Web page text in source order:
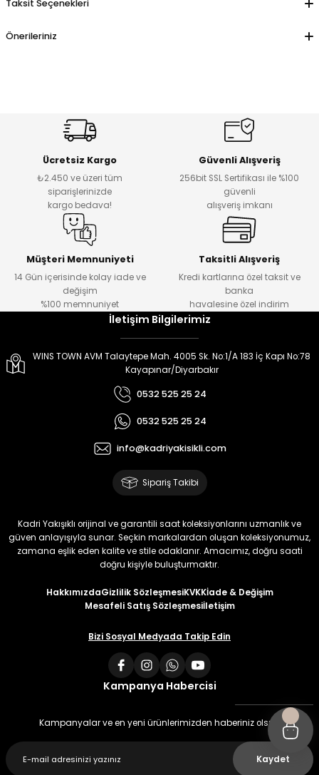
Taksit Seçenekleri
Önerileriniz
Ücretsiz Kargo
₺2.450 ve üzeri tüm
siparişlerinizde
kargo bedava!
Güvenli Alışveriş
256bit SSL Sertifikası ile %100
güvenli
alışveriş imkanı
Müşteri Memnuniyeti
14 Gün içerisinde kolay iade ve
değişim
%100 memnuniyet
Taksitli Alışveriş
Kredi kartlarına özel taksit ve
banka
havalesine özel indirim
İletişim Bilgilerimiz
WINS TOWN AVM Talaytepe Mah. 4005 Sk. No:1/A 183 İç Kapı No:78
Kayapınar/Diyarbakır
0532 525 25 24
0532 525 25 24
info@kadriyakisikli.com
Sipariş Takibi
Kadri Yakışıklı orijinal ve garantili saat koleksiyonlarını uzmanlık ve
güven anlayışıyla sunar. Seçkin markalardan oluşan koleksiyonumuz,
zamana eşlik eden kalite ve stile odaklanır. Amacımız, doğru saati
doğru kişiyle buluşturmaktır.
HakkımızdaGizlilik SözleşmesiKVKKİade & Değişim
Mesafeli Satış Sözleşmesiİletişim
Bizi Sosyal Medyada Takip Edin
Kampanya Habercisi
Kampanyalar ve en yeni ürünlerimizden haberiniz olsun
Kaydet